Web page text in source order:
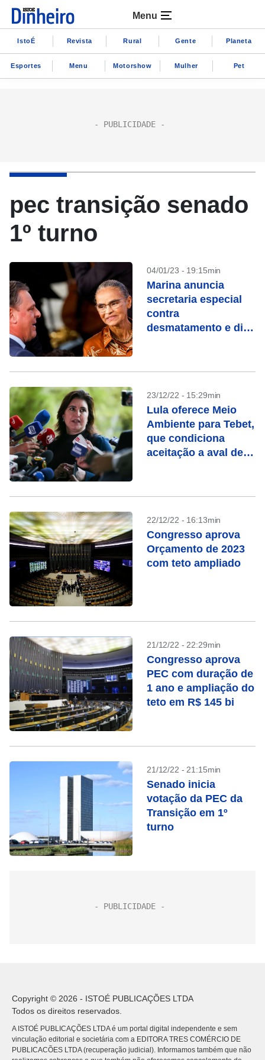
Menu
IstoÉ Revista Rural Gente Planeta
Esportes Menu Motorshow Mulher Pet
pec transição senado
1º turno
04/01/23 - 19:15min
Marina anuncia
secretaria especial
contra
desmatamento e diz
Brasil
23/12/22 - 15:29min
Lula oferece Meio
Ambiente para Tebet,
que condiciona
aceitação a aval de
22/12/22 - 16:13min
Congresso aprova
Orçamento de 2023
com teto ampliado
21/12/22 - 22:29min
Congresso aprova
PEC com duração de
1 ano e ampliação do
teto em R$ 145 bi
21/12/22 - 21:15min
Senado inicia
votação da PEC da
Transição em 1º
turno
Copyright © 2026 - ISTOÉ PUBLICAÇÕES LTDA
Todos os direitos reservados.
A ISTOÉ PUBLICAÇÕES LTDA é um portal digital independente e sem
vinculação editorial e societária com a EDITORA TRES COMÉRCIO DE
PUBLICACÕES LTDA (recuperação judicial). Informamos também que não